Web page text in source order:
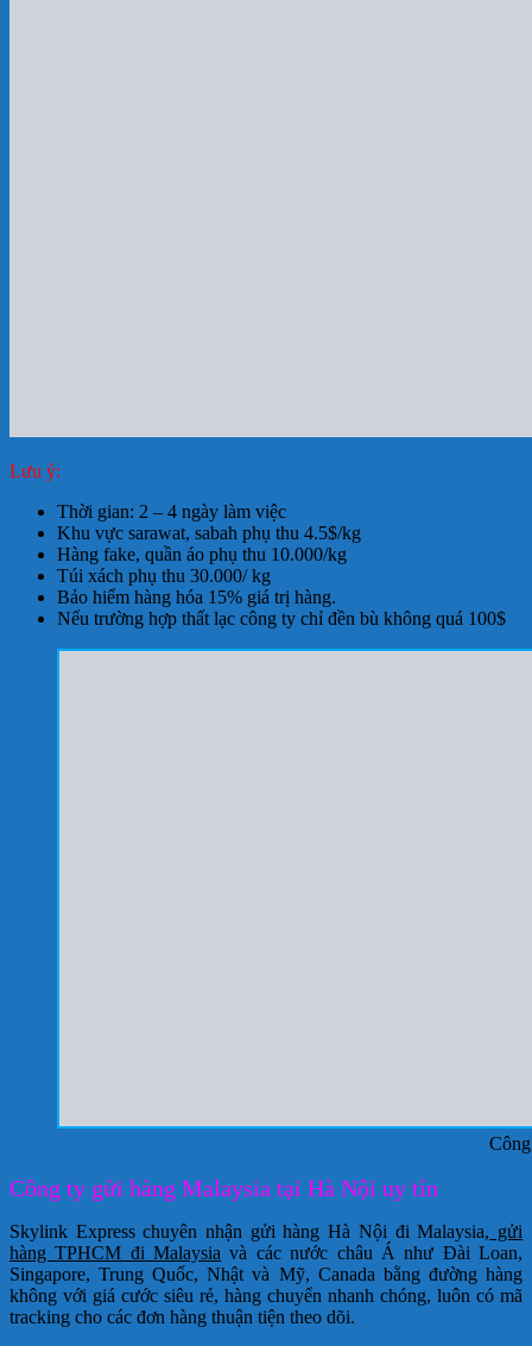
Lưu ý:
Thời gian: 2 – 4 ngày làm việc
Khu vực sarawat, sabah phụ thu 4.5$/kg
Hàng fake, quần áo phụ thu 10.000/kg
Túi xách phụ thu 30.000/ kg
Bảo hiểm hàng hóa 15% giá trị hàng.
Nếu trường hợp thất lạc công ty chỉ đền bù không quá 100$
Công ty gửi hàng Malaysia tại Hà Nội uy tín
Skylink Express chuyên nhận gửi hàng Hà Nội đi Malaysia, gửi
hàng TPHCM đi Malaysia và các nước châu Á như Đài Loan,
Singapore, Trung Quốc, Nhật và Mỹ, Canada bằng đường hàng
không với giá cước siêu rẻ, hàng chuyển nhanh chóng, luôn có mã
tracking cho các đơn hàng thuận tiện theo dõi.